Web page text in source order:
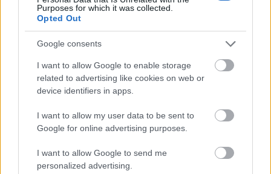
Purposes for which it was collected.
Opted Out
Google consents
I want to allow Google to enable storage
related to advertising like cookies on web or
device identifiers in apps.
I want to allow my user data to be sent to
Google for online advertising purposes.
I want to allow Google to send me
personalized advertising.
Hódmezővásárhely jó hírű református
iskoláját
Látványos építési szakasz indult be a
Flórián téri felüljárón